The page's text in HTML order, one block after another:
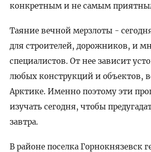
конкретным и не самым
Таяние вечной мерзлоты -
для строителей, дорожников, и
специалистов. От нее зависит
любых конструкций и объектов,
Арктике. Именно поэтому эти
изучать сегодня, чтобы
завтра.
В районе поселка Горнокнязевск